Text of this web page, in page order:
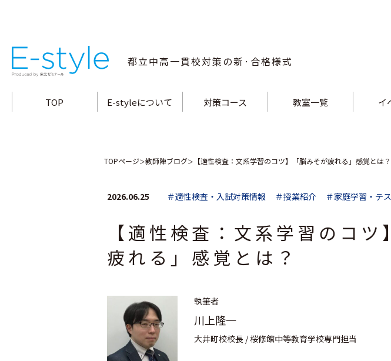
都立中高一貫校対策の新·合格様式
TOP E-styleについて 対策コース 教室一覧 イ
TOPページ＞教師陣ブログ＞ 【適性検査：文系学習のコツ】「脳みそが疲れる」感覚とは？
2026.06.25 ＃適性検査・入試対策情報 ＃授業紹介 ＃家庭学習・テ
【適性検査：文系学習のコ
疲れる」感覚とは？
執筆者
川上隆一
大井町校校長 / 桜修館中等教育学校専門担当